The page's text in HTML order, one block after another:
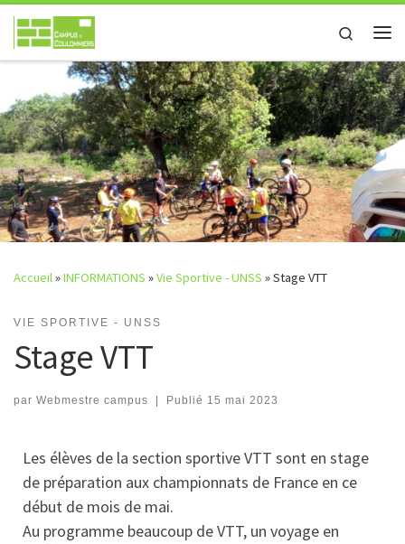
Passer au contenu Search
Accueil»INFORMATIONS »Vie Sportive - UNSS »Stage VTT
VIE SPORTIVE - UNSS
Stage VTT
par Webmestre campus | Publié 15 mai 2023
Les élèves de la section sportive VTT sont en stage
de préparation aux championnats de France en ce
début de mois de mai.
Au programme beaucoup de VTT, un voyage en